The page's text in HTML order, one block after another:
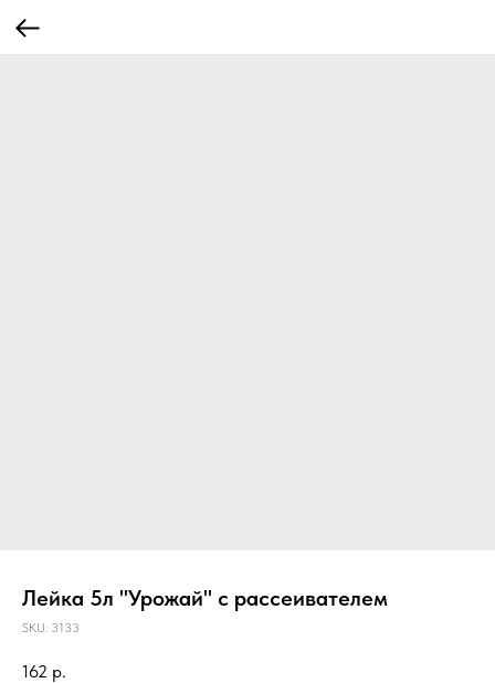
Лейка 5л "Урожай" с рассеивателем
SKU: 3133
162 р.